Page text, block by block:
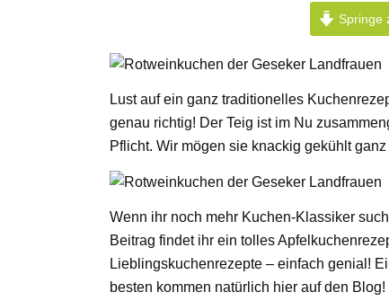
Springe
Lust auf ein ganz traditionelles
genau richtig! Der Teig ist im Nu
Pflicht. Wir mögen sie knackig gekühlt
Wenn ihr noch mehr Kuchen-Klassiker
Beitrag findet ihr ein tolles
Lieblingskuchenrezepte – einfach genial!
besten kommen natürlich hier auf den Blog!